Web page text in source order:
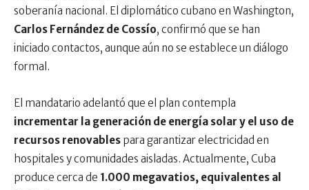
soberanía nacional. El diplomático cubano en Washington,
Carlos Fernández de Cossío, confirmó que se han
iniciado contactos, aunque aún no se establece un diálogo
formal.
El mandatario adelantó que el plan contempla
incrementar la generación de energía solar y el uso de
recursos renovables para garantizar electricidad en
hospitales y comunidades aisladas. Actualmente, Cuba
produce cerca de 1.000 megavatios, equivalentes al